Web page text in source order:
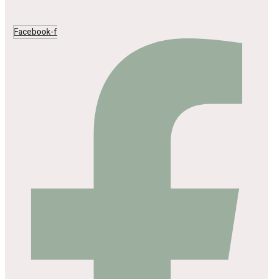
Facebook-f